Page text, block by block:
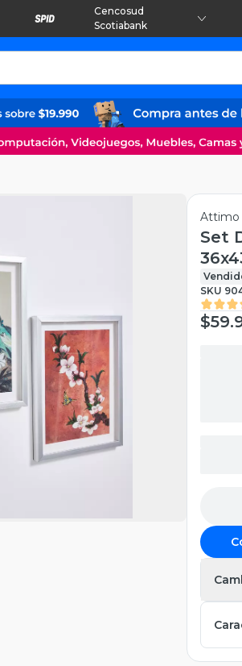
Cencosud
Scotiabank
Attimo
Set
SKU